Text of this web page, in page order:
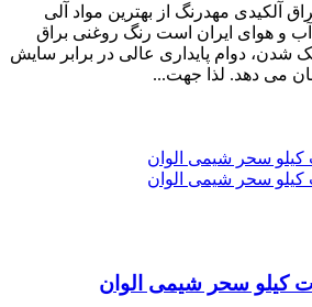
آلکیدی مهدرنگ از بهترین مواد آلی
و هوای ایران است رنگ روغنی براق
ﺷﺪن، دوام ﭘﺎﯾﺪاری عالی در ﺑﺮاﺑﺮ ﺳﺎﯾﺶ
ﻣﯽ دﻫﺪ. ﻟﺬا ﺟﻬﺖ...
کیلو سحر شیمی الوان